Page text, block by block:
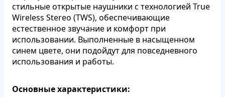
стильные открытые наушники с технологией True
Wireless Stereo (TWS), обеспечивающие
естественное звучание и комфорт при
использовании. Выполненные в насыщенном
синем цвете, они подойдут для повседневного
использования и работы.
Основные характеристики: